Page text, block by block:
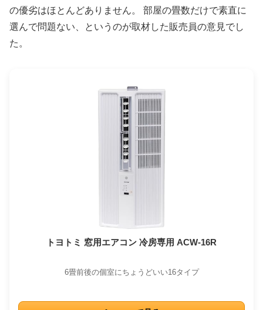
の優劣はほとんどありません。 部屋の畳数だけで素直に
選んで問題ない、というのが取材した販売員の意見でし
た。
トヨトミ 窓用エアコン 冷房専用 ACW-16R
6畳前後の個室にちょうどいい16タイプ